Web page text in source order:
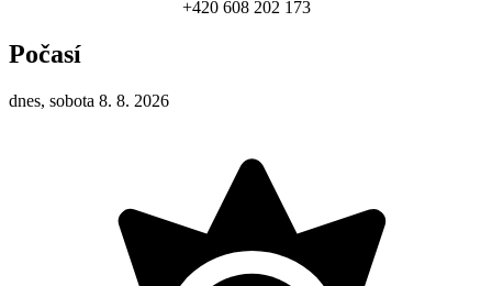
+420 608 202 173
Počasí
dnes, sobota 8. 8. 2026